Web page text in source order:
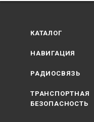
КАТАЛОГ
НАВИГАЦИЯ
РАДИОСВЯЗЬ
ТРАНСПОРТНАЯ
БЕЗОПАСНОСТЬ